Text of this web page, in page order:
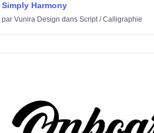
Simply Harmony
par Vunira Design dans Script/Calligraphie